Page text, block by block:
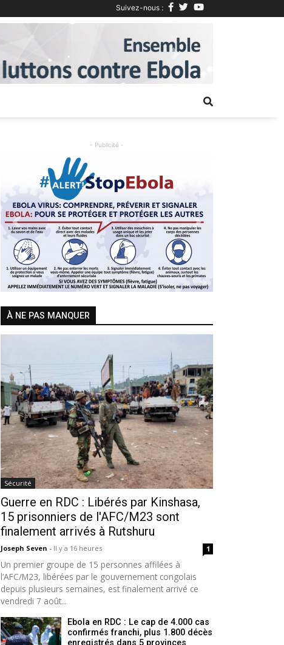
Suivez-nous :
Next
- Publicité -
Previous Next
À NE PAS MANQUER
Sécurité
Guerre en RDC : Libérés par Kinshasa,
15 prisonniers de l'AFC/M23 sont
finalement arrivés à Rutshuru
Joseph Seven - Il y a 16 heures 1
Un premier groupe de 15 personnes affilées à
l’AFC/M23, libérées par le gouvernement congolais
depuis plusieurs semaines, est finalement arrivé ce
vendredi 7 août...
Ebola en RDC : Le cap de 4.000 cas
confirmés franchi, plus 1.800 décès